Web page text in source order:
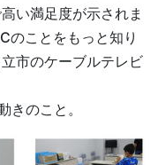
い満足度が示されま
のことをもっと知り
市のケーブルテレビ
きのこと。